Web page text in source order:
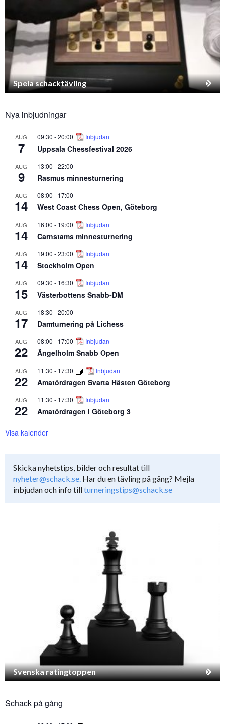
Spela schacktävling
Nya inbjudningar
AUG
7
09:30 -20:00 Inbjudan
Uppsala Chessfestival 2026
AUG
9
13:00 -22:00
Rasmus minnesturnering
AUG
14
08:00 - 17:00
West Coast Chess Open, Göteborg
AUG
14
16:00 - 19:00 Inbjudan
Carnstams minnesturnering
AUG
14
19:00 -23:00 Inbjudan
Stockholm Open
AUG
15
09:30 - 16:30 Inbjudan
Västerbottens Snabb-DM
AUG
17
18:30 -20:00
Damturnering på Lichess
AUG
22
08:00 - 17:00 Inbjudan
Ängelholm Snabb Open
AUG
22
11:30 - 17:30 Inbjudan
Amatördragen Svarta Hästen Göteborg
AUG
22
11:30 - 17:30 Inbjudan
Amatördragen i Göteborg 3
Visa kalender
Skicka nyhetstips, bilder och resultat till
nyheter@schack.se. Har du en tävling på gång? Mejla
inbjudan och info tillturneringstips@schack.se
Svenska ratingtoppen
Schack på gång